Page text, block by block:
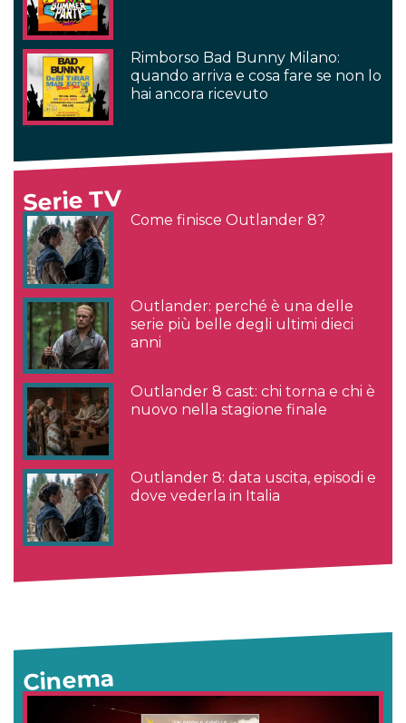
Rimborso Bad Bunny Milano:
quando arriva e cosa fare se non lo
hai ancora ricevuto
Serie TV
Come finisce Outlander 8?
Outlander: perché è una delle
serie più belle degli ultimi dieci
anni
Outlander 8 cast: chi torna e chi è
nuovo nella stagione finale
Outlander 8: data uscita, episodi e
dove vederla in Italia
Cinema